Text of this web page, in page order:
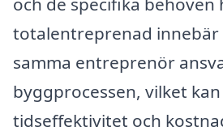
totalentreprenad innebär
samma entreprenör
byggprocessen, vilket
tidseffektivitet och